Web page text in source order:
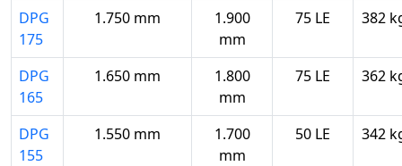
DPG
175
1.750 mm
1.900
mm
75 LE 382
DPG
165
1.650 mm
1.800
mm
75 LE 362
DPG
155
1.550 mm
1.700
mm
50 LE 342